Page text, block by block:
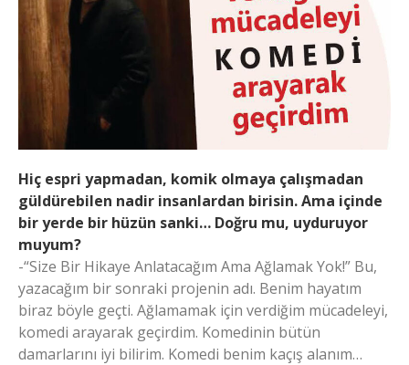
Hiç espri yapmadan, komik olmaya çalışmadan
güldürebilen nadir insanlardan birisin. Ama içinde
bir yerde bir hüzün sanki… Doğru mu, uyduruyor
muyum?
-“Size Bir Hikaye Anlatacağım Ama Ağlamak Yok!” Bu,
yazacağım bir sonraki projenin adı. Benim hayatım
biraz böyle geçti. Ağlamamak için verdiğim mücadeleyi,
komedi arayarak geçirdim. Komedinin bütün
damarlarını iyi bilirim. Komedi benim kaçış alanım…